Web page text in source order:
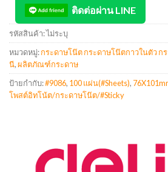
ติดต่อผ่าน LINE
รหัสสินค้า:ไม่ระบุ
หมวดหมู่:กระดาษโน๊ต กระดาษโน๊ตกาวในตัว
นี,ผลิตภัณฑ์กระดาษ
ป้ายกำกับ:#9086, 100 แผ่น(#Sheets),
โพสต์อิทโน้ต/กระดาษโน๊ต/#Sticky